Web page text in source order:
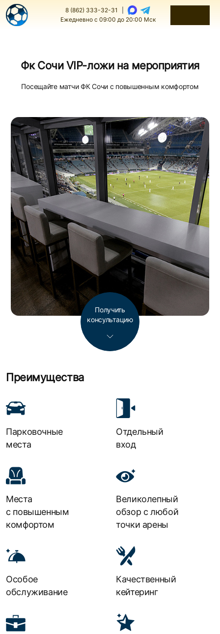
8 (862) 333-32-31
Ежедневно с 09:00 до 20:00 Мск
Фк Сочи VIP-ложи на мероприятия
Посещайте матчи ФК Сочи с повышенным комфортом
Получить
консультацию
Преимущества
Парковочные
места
Отдельный
вход
Места
с повышенным
комфортом
Великолепный
обзор с любой
точки арены
Особое
обслуживание
Качественный
кейтеринг